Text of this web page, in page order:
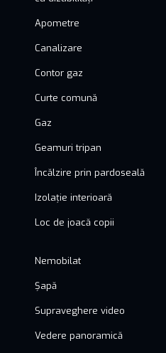
Apometre
Canalizare
Contor gaz
Curte comună
Gaz
Geamuri tripan
Încălzire prin pardoseală
Izolație interioară
Loc de joacă copii
Nemobilat
Șapă
Supraveghere video
Vedere panoramică